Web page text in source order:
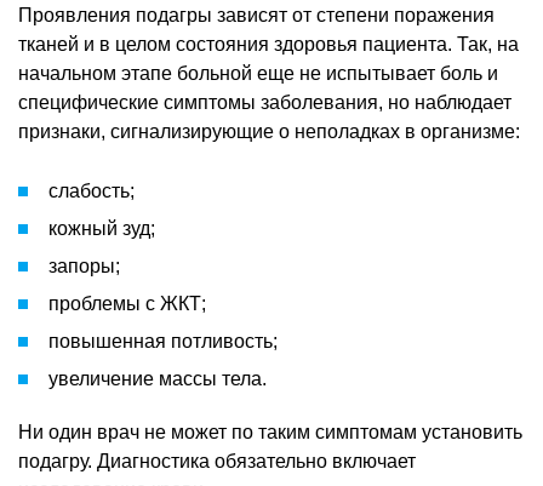
Проявления подагры зависят от степени поражения
тканей и в целом состояния здоровья пациента. Так, на
начальном этапе больной еще не испытывает боль и
специфические симптомы заболевания, но наблюдает
признаки, сигнализирующие о неполадках в организме:
слабость;
кожный зуд;
запоры;
проблемы с ЖКТ;
повышенная потливость;
увеличение массы тела.
Ни один врач не может по таким симптомам установить
подагру. Диагностика обязательно включает